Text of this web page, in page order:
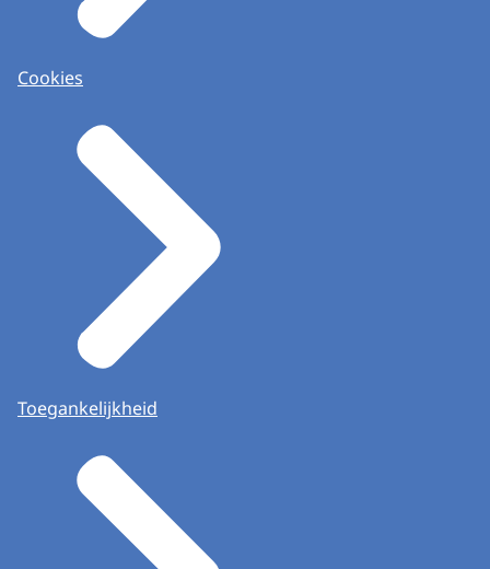
Cookies
Toegankelijkheid